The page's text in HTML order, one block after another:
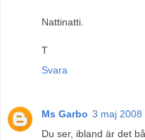
Nattinatti.
T
Svara
Ms Garbo 3 maj 2008
Du ser, ibland är det